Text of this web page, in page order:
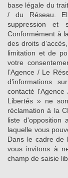
base légale du
/ du Réseau.
suppression et
Conformément à
des droits
limitation et de
votre
l’Agence / Le
d’informations
contacté
Libertés » ne
réclamation à la
liste d'opposition
laquelle vous
Dans le cadre de
vous invitons à
champ de saisie